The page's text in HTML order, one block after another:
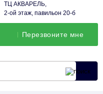
ТЦ АКВАРЕЛЬ,
2-ой этаж, павильон 20-б
Перезвонитe мне